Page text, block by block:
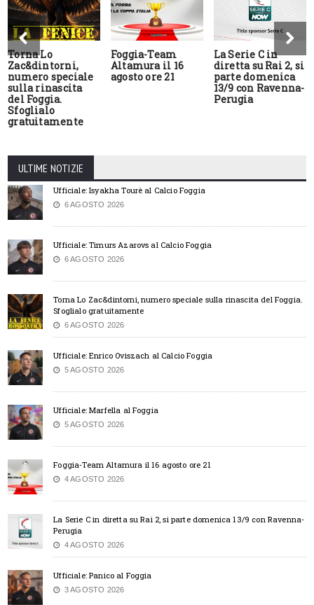
Torna Lo
Zac&dintorni,
numero speciale
sulla rinascita
del Foggia.
Sfoglialo
gratuitamente
Foggia-Team
Altamura il 16
agosto ore 21
La Serie C in
diretta su Rai 2, si
parte domenica
13/9 con Ravenna-
Perugia
ULTIME NOTIZIE
Ufficiale: Isyakha Tourè al Calcio Foggia
6 AGOSTO 2026
Ufficiale: Timurs Azarovs al Calcio Foggia
6 AGOSTO 2026
Torna Lo Zac&dintorni, numero speciale sulla rinascita del Foggia.
Sfoglialo gratuitamente
6 AGOSTO 2026
Ufficiale: Enrico Oviszach al Calcio Foggia
5 AGOSTO 2026
Ufficiale: Marfella al Foggia
5 AGOSTO 2026
Foggia-Team Altamura il 16 agosto ore 21
4 AGOSTO 2026
La Serie C in diretta su Rai 2, si parte domenica 13/9 con Ravenna-
Perugia
4 AGOSTO 2026
Ufficiale: Panico al Foggia
3 AGOSTO 2026